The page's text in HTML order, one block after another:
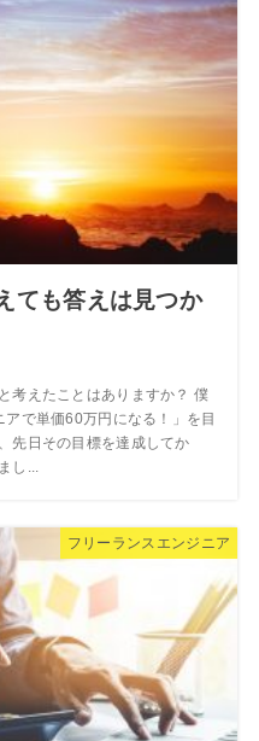
ても答えは見つか
考えたことはありますか？ 僕
で単価60万円になる！」を目
先日その目標を達成してか
し...
フリーランスエンジニア